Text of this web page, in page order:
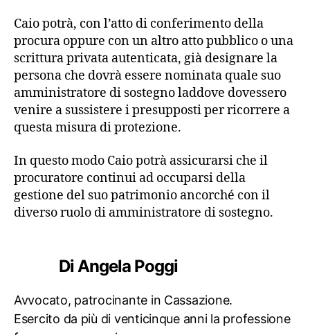
Caio potrà, con l’atto di conferimento della
procura oppure con un altro atto pubblico o una
scrittura privata autenticata, già designare la
persona che dovrà essere nominata quale suo
amministratore di sostegno laddove dovessero
venire a sussistere i presupposti per ricorrere a
questa misura di protezione.
In questo modo Caio potrà assicurarsi che il
procuratore continui ad occuparsi della
gestione del suo patrimonio ancorché con il
diverso ruolo di amministratore di sostegno.
Di Angela Poggi
Avvocato, patrocinante in Cassazione.
Esercito da più di venticinque anni la professione